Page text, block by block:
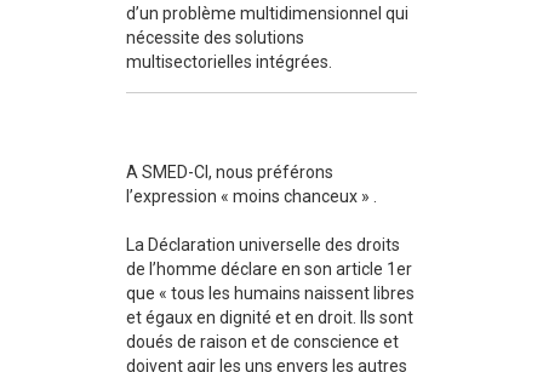
d’un problème multidimensionnel qui
nécessite des solutions
multisectorielles intégrées.
A SMED-CI, nous préférons
l’expression « moins chanceux » .
La Déclaration universelle des droits
de l’homme déclare en son article 1er
que « tous les humains naissent libres
et égaux en dignité et en droit. Ils sont
doués de raison et de conscience et
doivent agir les uns envers les autres